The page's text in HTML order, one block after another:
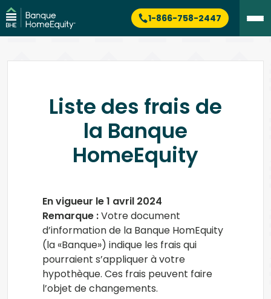
1-866-758-2447
Liste des frais de
la Banque
HomeEquity
En vigueur le 1 avril 2024
Remarque :Votre document
d’information de la Banque HomEquity
(la «Banque») indique les frais qui
pourraient s’appliquer à votre
hypothèque. Ces frais peuvent faire
l’objet de changements.